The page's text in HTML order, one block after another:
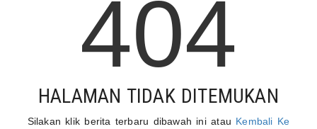
404
HALAMAN TIDAK DITEMUKAN
Silakan klik berita terbaru dibawah ini atau Kembali Ke